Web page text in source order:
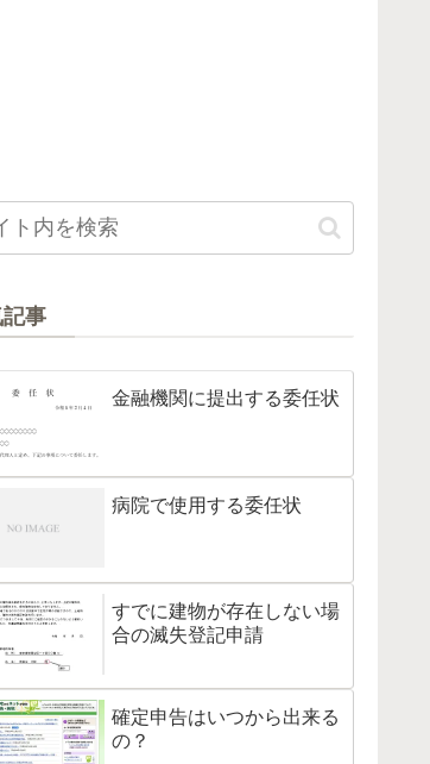
記事
金融機関に提出する委任状
病院で使用する委任状
すでに建物が存在しない場
合の滅失登記申請
確定申告はいつから出来る
の？